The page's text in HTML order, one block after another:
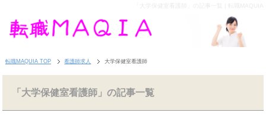
転職MAQUIA TOP 看護師求人 大学保健室看護師
「大学保健室看護師」の記事一覧